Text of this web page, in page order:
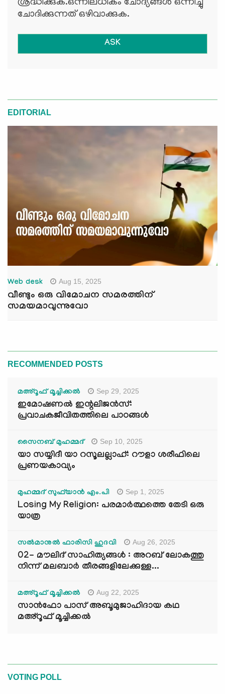
ശ്രദ്ധിക്കുക.ഒന്നിലധികം ചോദ്യങ്ങള്‍ ഒന്നിച്ചു
ചോദിക്കുന്നത് ഒഴിവാക്കുക.
ASK
EDITORIAL
Web desk Aug 15, 2025
വീണ്ടും ഒരു വിമോചന സമരത്തിന്
സമയമാവുന്നുവോ
RECOMMENDED POSTS
മഅ്റൂഫ് മൂച്ചിക്കല്‍ Sep 29, 2025
ഇമോഷണൽ ഇന്റലിജൻസ്:
പ്രവാചകജീവിതത്തിലെ പാഠങ്ങൾ
സൈനബ് മുഹമ്മദ് Sep 10, 2025
യാ സയ്യിദീ യാ റസൂലല്ലാഹ്: റൗളാ ശരീഫിലെ
പ്രണയകാവ്യം
മുഹമ്മദ് സുഫ്‌യാൻ എം.പി Sep 1, 2025
Losing My Religion: പരമാർത്ഥത്തെ തേടി ഒരു
യാത്ര
സൽമാനുൽ ഫാരിസി ഹുദവി Aug 26, 2025
02- മൗലിദ് സാഹിത്യങ്ങൾ : അറബ് ലോകത്തു
നിന്ന് മലബാർ തീരങ്ങളിലേക്കുള്ള...
മഅ്റൂഫ് മൂച്ചിക്കല്‍ Aug 22, 2025
സാൻഫോ പാസ് അബൂമുജാഹിദായ കഥ
മഅ്റൂഫ് മൂച്ചിക്കല്‍
VOTING POLL